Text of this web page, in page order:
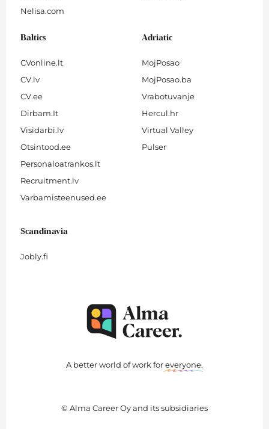
Nelisa.com
Baltics
CVonline.lt
CV.lv
CV.ee
Dirbam.It
Visidarbi.lv
Otsintood.ee
Personaloatrankos.lt
Recruitment.lv
Varbamisteenused.ee
Adriatic
MojPosao
MojPosao.ba
Vrabotuvanje
Hercul.hr
Virtual Valley
Pulser
Scandinavia
Jobly.fi
A better world of work foreveryone.
© Alma Career Oy and its subsidiaries